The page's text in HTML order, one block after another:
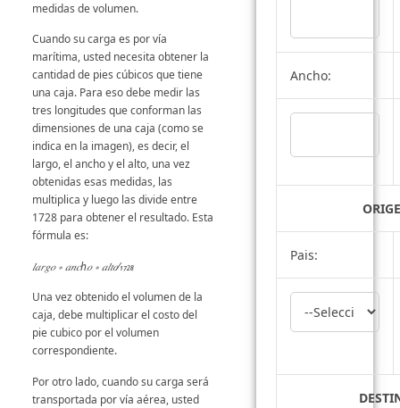
medidas de volumen.
Cuando su carga es por vía
marítima, usted necesita obtener la
cantidad de pies cúbicos que tiene
una caja. Para eso debe medir las
tres longitudes que conforman las
dimensiones de una caja (como se
indica en la imagen), es decir, el
largo, el ancho y el alto, una vez
obtenidas esas medidas, las
multiplica y luego las divide entre
1728 para obtener el resultado. Esta
fórmula es:
𝑙𝑎𝑟𝑔𝑜 ∗ 𝑎𝑛𝑐h𝑜 ∗ 𝑎𝑙𝑡𝑜⁄1728
Una vez obtenido el volumen de la
caja, debe multiplicar el costo del
pie cubico por el volumen
correspondiente.
Por otro lado, cuando su carga será
transportada por vía aérea, usted
Ancho:
Pais: